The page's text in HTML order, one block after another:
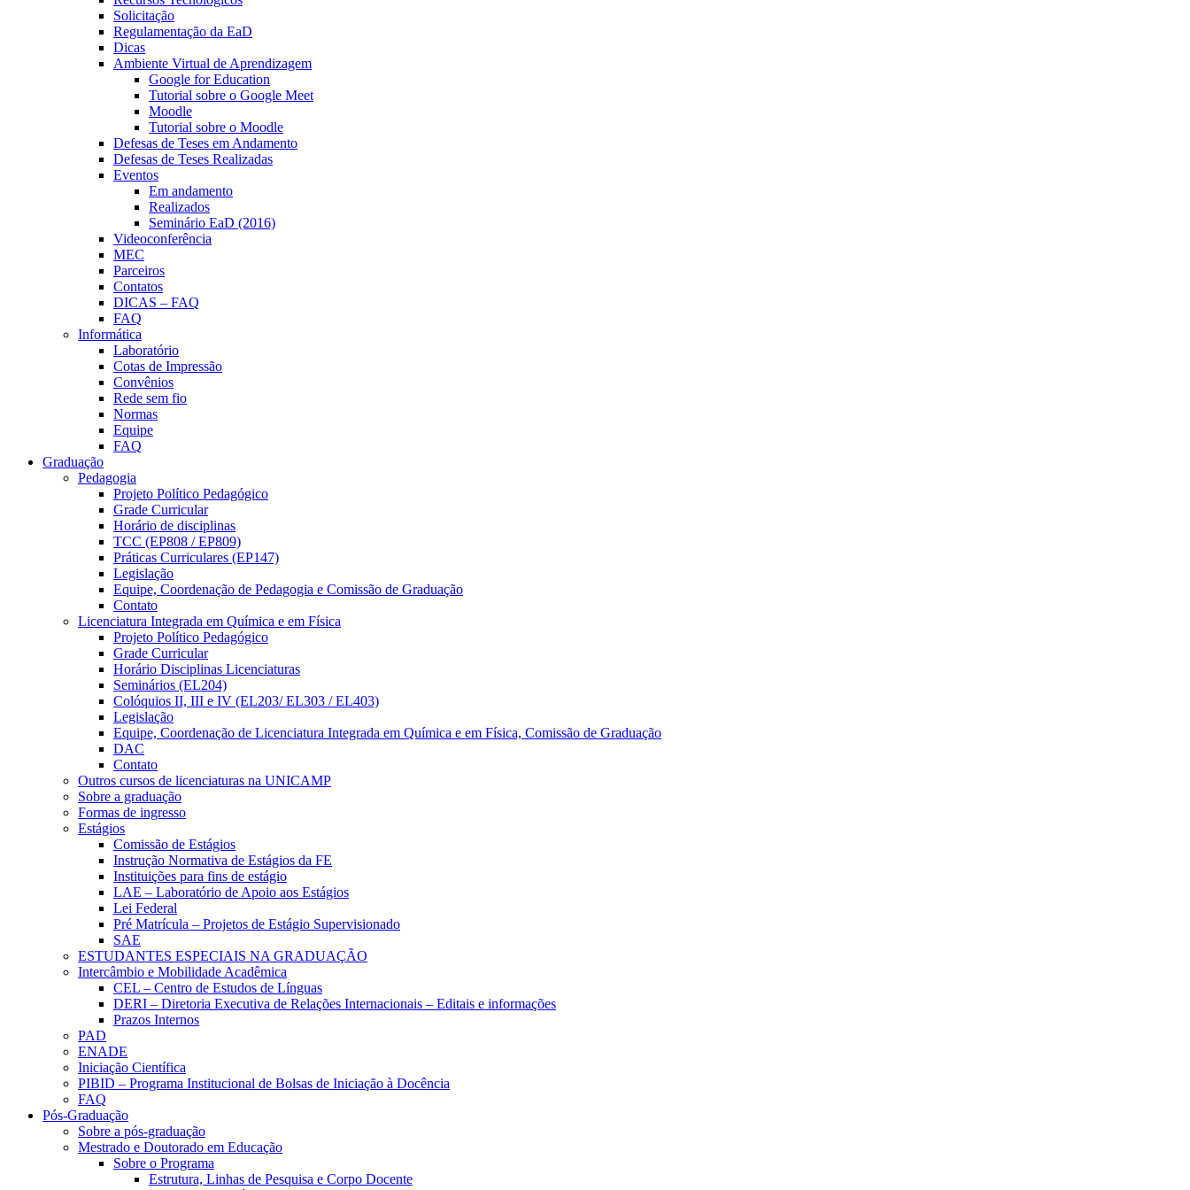
Solicitação
Regulamentação da EaD
Dicas
Ambiente Virtual de Aprendizagem
Google for Education
Tutorial sobre o Google Meet
Moodle
Tutorial sobre o Moodle
Defesas de Teses em Andamento
Defesas de Teses Realizadas
Eventos
Em andamento
Realizados
Seminário EaD (2016)
Videoconferência
MEC
Parceiros
Contatos
DICAS – FAQ
FAQ
Informática
Laboratório
Cotas de Impressão
Convênios
Rede sem fio
Normas
Equipe
FAQ
Graduação
Pedagogia
Projeto Político Pedagógico
Grade Curricular
Horário de disciplinas
TCC (EP808 / EP809)
Práticas Curriculares (EP147)
Legislação
Equipe, Coordenação de Pedagogia e Comissão de Graduação
Contato
Licenciatura Integrada em Química e em Física
Projeto Político Pedagógico
Grade Curricular
Horário Disciplinas Licenciaturas
Seminários (EL204)
Colóquios II, III e IV (EL203/ EL303 / EL403)
Legislação
Equipe, Coordenação de Licenciatura Integrada em Química e em Física, Comissão de Graduação
DAC
Contato
Outros cursos de licenciaturas na UNICAMP
Sobre a graduação
Formas de ingresso
Estágios
Comissão de Estágios
Instrução Normativa de Estágios da FE
Instituições para fins de estágio
LAE – Laboratório de Apoio aos Estágios
Lei Federal
Pré Matrícula – Projetos de Estágio Supervisionado
SAE
ESTUDANTES ESPECIAIS NA GRADUAÇÃO
Intercâmbio e Mobilidade Acadêmica
CEL – Centro de Estudos de Línguas
DERI – Diretoria Executiva de Relações Internacionais – Editais e informações
Prazos Internos
PAD
ENADE
Iniciação Científica
PIBID – Programa Institucional de Bolsas de Iniciação à Docência
FAQ
Pós-Graduação
Sobre a pós-graduação
Mestrado e Doutorado em Educação
Sobre o Programa
Estrutura, Linhas de Pesquisa e Corpo Docente